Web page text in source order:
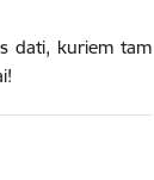
dati, kuriem tam